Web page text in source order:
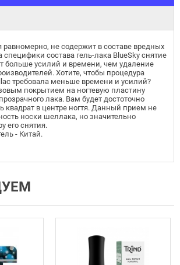
равномерно, не содержит в составе вредных
специфики состава гель-лака BlueSky снятие
больше усилий и времени, чем удаление
Хотите, чтобы процедура
требовала меньше времени и усилий?
покрытием на ногтевую пластину
лака. Вам будет достоточно
квадрат в центре ногтя. Данный прием не
носки шеллака, но значительно
его снятия.
- Китай.